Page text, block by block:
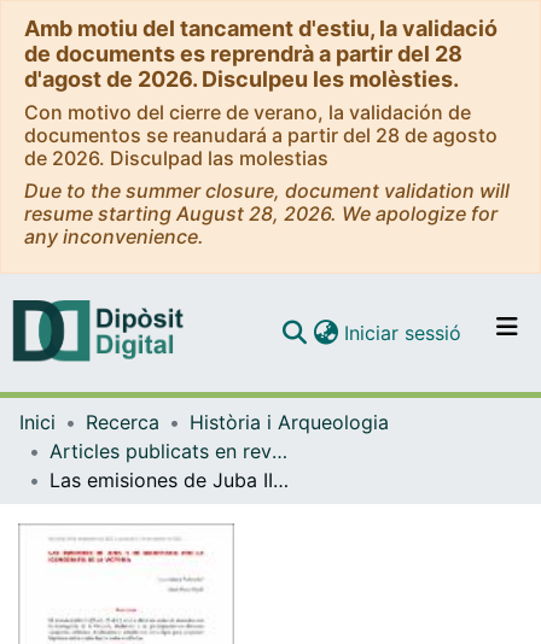
Amb motiu del tancament d'estiu, la validació
de documents es reprendrà a partir del 28
d'agost de 2026. Disculpeu les molèsties.
Con motivo del cierre de verano, la validación de
documentos se reanudará a partir del 28 de agosto
de 2026. Disculpad las molestias
Due to the summer closure, document validation will
resume starting August 28, 2026. We apologize for
any inconvenience.
Navega per tot el DD
Com publicar
Iniciar sessió (current)
Inici Recerca
Història i Arqueologia
Articles publicats en revistes (Història i Arqueologia)
Las emisiones de Juba II de Mauritania con la iconografía de la Victoria